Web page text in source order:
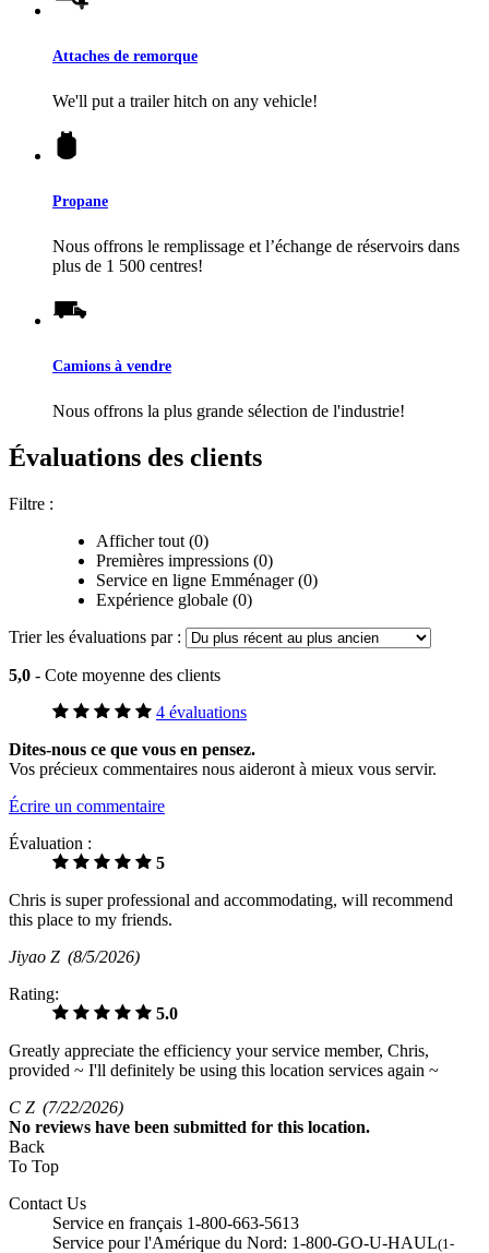
Attaches de remorque
We'll put a trailer hitch on any vehicle!
Propane
Nous offrons le remplissage et l’échange de réservoirs dans
plus de 1 500 centres!
Camions à vendre
Nous offrons la plus grande sélection de l'industrie!
Évaluations des clients
Filtre :
Afficher tout (0)
Premières impressions (0)
Service en ligne Emménager (0)
Expérience globale (0)
Trier les évaluations par :
5,0 - Cote moyenne des clients
4 évaluations
Dites-nous ce que vous en pensez.
Vos précieux commentaires nous aideront à mieux vous servir.
Écrire un commentaire
Évaluation :
5
Chris is super professional and accommodating, will recommend
this place to my friends.
Jiyao Z (8/5/2026)
Rating:
5.0
Greatly appreciate the efficiency your service member, Chris,
provided ~ I'll definitely be using this location services again ~
C Z (7/22/2026)
No reviews have been submitted for this location.
Back
To Top
Contact Us
Service en français 1-800-663-5613
Service pour l'Amérique du Nord: 1-800-GO-U-HAUL(1-